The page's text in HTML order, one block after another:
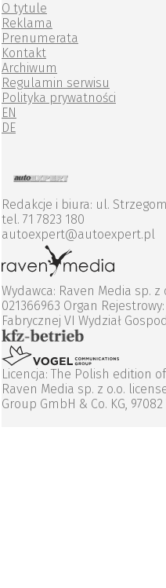
O tytule
Reklama
Prenumerata
Kontakt
Archiwum
Regulamin serwisu
Polityka prywatności
EN
DE
Redakcje i biura: ul.
tel. 71 7823 180
autoexpert@autoexpert.pl
Wydawca: Raven Media sp. z
021366963 Organ
Fabrycznej VI Wydział
Licencja: The Polish edition
Raven Media sp. z o.o.
Group GmbH & Co. KG,